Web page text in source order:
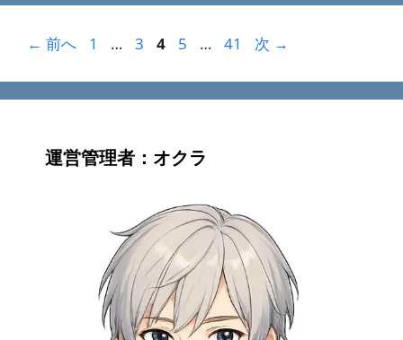
← 前へ
ペ
ジ
1 …
ペ
ジ
3
ペ
ジ
4
ペ
ジ
5 …
ペ
ジ
41 次 →
運営管理者：オクラ